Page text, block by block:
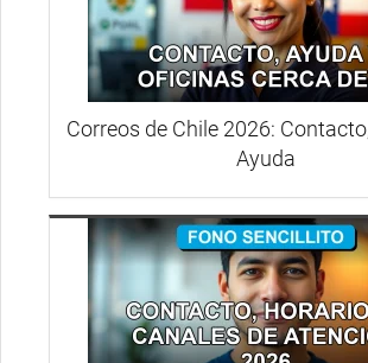
Correos de Chile 2026:
Ayuda